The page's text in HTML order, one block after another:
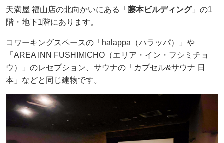
天満屋 福山店の北向かいにある「 藤本ビルディング」の1
階・地下1階にあります。
コワーキングスペースの「halappa（ハラッパ）」や
「AREA INN FUSHIMICHO（エリア・イン・フシミチョ
ウ）」のレセプション、サウナの「カプセル&サウナ 日
本」などと同じ建物です。